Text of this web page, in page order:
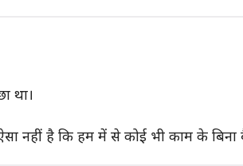
था।
नहीं है कि हम में से कोई भी काम के बिना